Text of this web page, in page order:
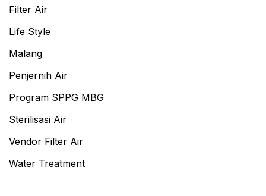
Filter Air
Life Style
Malang
Penjernih Air
Program SPPG MBG
Sterilisasi Air
Vendor Filter Air
Water Treatment